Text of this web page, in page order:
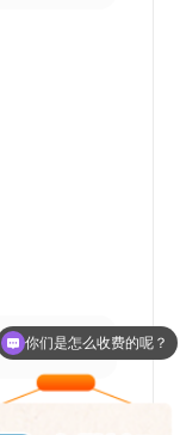
现在有优惠活动么？